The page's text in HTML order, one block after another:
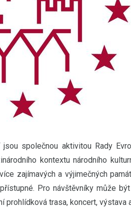
jsou společnou aktivitou Rady
kontextu národního
zajímavých a výjimečných
Pro návštěvníky může
prohlídková trasa, koncert, výstava